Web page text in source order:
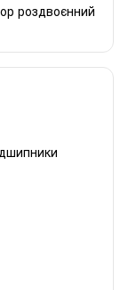
роздвоєнний